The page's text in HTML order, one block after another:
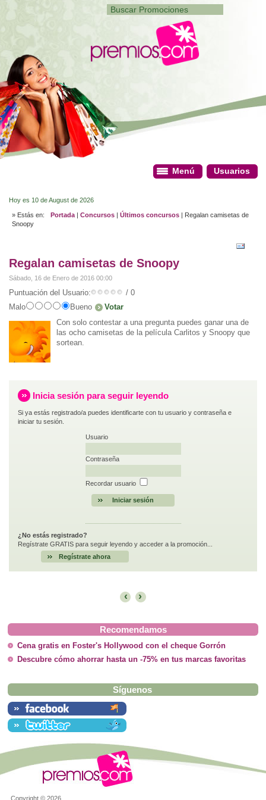
Menú
Menú Usuarios
Usuarios
Hoy es 10 de August de 2026
» Estás en: Portada | Concursos | Últimos concursos | Regalan camisetas de
Snoopy
Regalan camisetas de Snoopy
Sábado, 16 de Enero de 2016 00:00
Puntuación del Usuario:
/ 0
Malo
Bueno
Con solo contestar a una pregunta puedes ganar una de
las ocho camisetas de la película Carlitos y Snoopy que
sortean.
Inicia sesión para seguir leyendo
Si ya estás registrado/a puedes identificarte con tu usuario y contraseña e
iniciar tu sesión.
Usuario
Contraseña
Recordar usuario
¿No estás registrado?
Regístrate GRATIS para seguir leyendo y acceder a la promoción...
Regístrate ahora
‹ ›
Recomendamos
Cena gratis en Foster's Hollywood con el cheque Gorrón
Descubre cómo ahorrar hasta un -75% en tus marcas favoritas
Síguenos
Copyright © 2026.